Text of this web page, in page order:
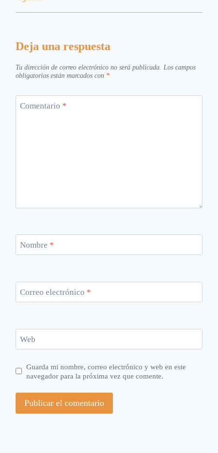
Deja una respuesta
Tu dirección de correo electrónico no será publicada. Los campos
obligatorios están marcados con *
Comentario *
Nombre *
Correo electrónico *
Web
Guarda mi nombre, correo electrónico y web en este
navegador para la próxima vez que comente.